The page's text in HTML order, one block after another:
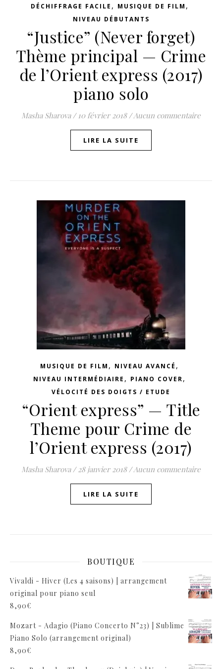
DÉCHIFFRAGE FACILE , MUSIQUE DE FILM ,
NIVEAU DÉBUTANTS
“Justice” (Never forget)
Thème principal — Crime
de l’Orient express (2017)
piano solo
Masha Sharova / 10 février 2018 /Aucun commentaire
LIRE LA SUITE
MUSIQUE DE FILM , NIVEAU AVANCÉ ,
NIVEAU INTERMÉDIAIRE , PIANO COVER,
VÉLOCITÉ DES DOIGTS / ETUDE
“Orient express” — Title
Theme pour Crime de
l’Orient express (2017)
Masha Sharova / 28 janvier 2018 /Aucun commentaire
LIRE LA SUITE
BOUTIQUE
Vivaldi - Hiver (Les 4 saisons) | arrangement
original pour piano seul
8,90€
Mozart - Adagio (Piano Concerto N°23) | Sublime
Piano Solo (arrangement original)
8,90€